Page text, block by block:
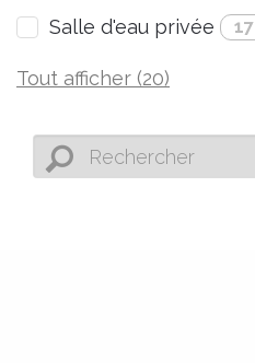
Salle d'eau privée 17
Tout afficher (20)